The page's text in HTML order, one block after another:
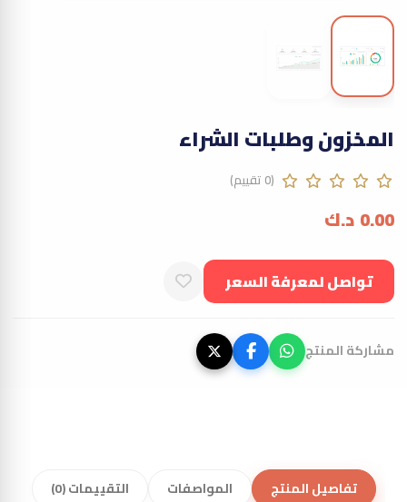
المخزون وطلبات الشراء
(0 تقييم)
0.00د.ك
تواصل لمعرفة السعر
مشاركة المنتج
تفاصيل المنتج المواصفات التقييمات (0)